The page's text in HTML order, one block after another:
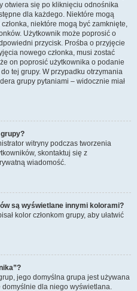
otwiera się po kliknięciu odnośnika
dla każdego. Niektóre mogą
niektóre mogą być zamknięte,
Użytkownik może poprosić o
przycisk. Prośba o przyjęcie
nowego członka, musi zostać
on poprosić użytkownika o podanie
tej grupy. W przypadku otrzymania
grupy pytaniami – widocznie miał
witryny podczas tworzenia
skontaktuj się z
wiadomość.
są wyświetlane innymi kolorami?
kolor członkom grupy, aby ułatwić
jego domyślna grupa jest używana
dla niego wyświetlana.